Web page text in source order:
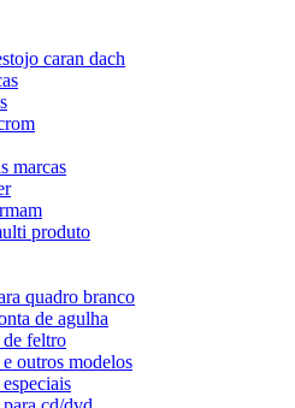
caran dach
marcas
produto
quadro branco
de agulha
de feltro
outros modelos